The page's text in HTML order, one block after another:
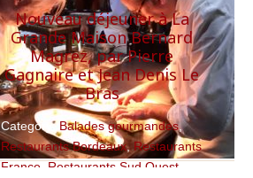
Nouveau déjeuner à La
Grande Maison Bernard
Magrez, par Pierre
Gagnaire et Jean Denis Le
Bras
Category: Balades gourmandes,
Restaurants Bordeaux,Restaurants
France,Restaurants Sud Ouest